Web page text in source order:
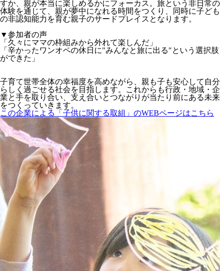
すか、親が本当に楽しめるかにフォーカス。旅という非日常の
体験を通じて、親が夢中になれる時間をつくり、同時に子ども
の非認知能力を育む親子のサードプレイスとなります。
▼参加者の声
「久々にママの枠組みから外れて楽しんだ」
「辛かったワンオペの休日に"みんなと旅に出る"という選択肢
ができた」
子育て世帯全体の幸福度を高めながら、親も子も安心して自分
らしく過ごせる社会を目指します。これからも行政・地域・企
業と手を取り合い、支え合いとつながりが当たり前にある未来
をつくっていきます。
この企業による「子供に関する取組」のWEBページはこちら